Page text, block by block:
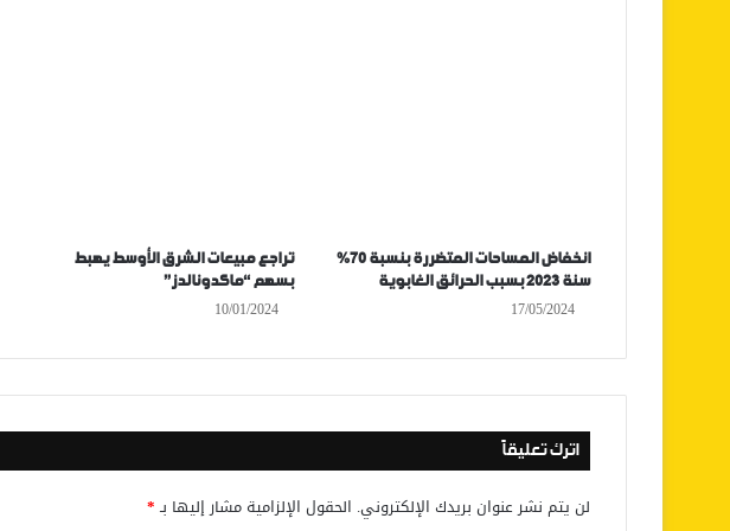
انخفاض المساحات المتضررة بنسبة 70%
سنة 2023 بسبب الحرائق الغابوية
17/05/2024
تراجع مبيعات الشرق الأوسط يهبط
بسهم “ماكدونالدز”
10/01/2024
اترك تعليقاً
لن يتم نشر عنوان بريدك الإلكتروني. الحقول الإلزامية مشار إليها بـ*